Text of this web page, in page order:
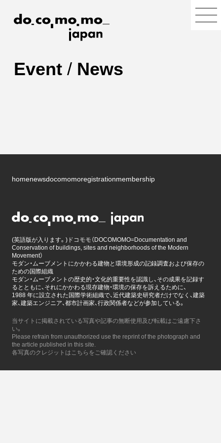
Event / News
homenewsdocomomoregistrationmembership
(英語版が入ります。)ドコモモ（DOCOMOMO=Documentation and
Conservation of buildings, sites and neighborhoods of the Modern
Movement）
モダン・ムーブメントにかかわる建物と環境形成の記録調査および保存の
ための国際組織
モダン・ムーブメントの歴史的・文化的重要性を認識し、その成果を記録す
るとともに、それにかかわる現存建物・環境の保存を訴えるために、
1988 年に設立された国際学術組織で、近代建築史研究者だけでなく、建築
家、建築エンジニア、都市計画家、行政関係者などが参加している。
当サイトに掲載されている写真や記事の無断使用及び転載はご遠慮下さ
い。
Please refrain from unauthorized use the reprint of the photograph and
the article published in this site.
各写真のクレジットはこちらをご確認ください